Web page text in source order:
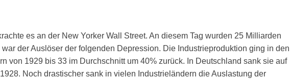
es an der New Yorker Wall Street. An diesem Tag wurden 25 Milliarden
der Auslöser der folgenden Depression. Die Industrieproduktion ging in den
von 1929 bis 33 im Durchschnitt um 40% zurück. In Deutschland sank sie auf
Noch drastischer sank in vielen Industrieländern die Auslastung der